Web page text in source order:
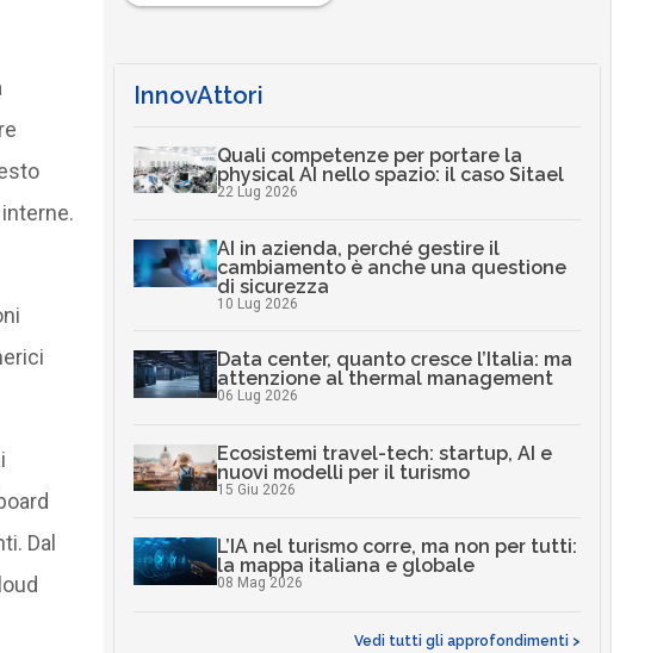
Dal
InnovAttori
Quali competenze per portare la
physical AI nello spazio: il caso Sitael
22 Lug 2026
AI in azienda, perché gestire il
cambiamento è anche una questione
di sicurezza
10 Lug 2026
Data center, quanto cresce l’Italia: ma
attenzione al thermal management
06 Lug 2026
Ecosistemi travel-tech: startup, AI e
nuovi modelli per il turismo
15 Giu 2026
L’IA nel turismo corre, ma non per tutti:
la mappa italiana e globale
08 Mag 2026
Vedi tutti gli approfondimenti >